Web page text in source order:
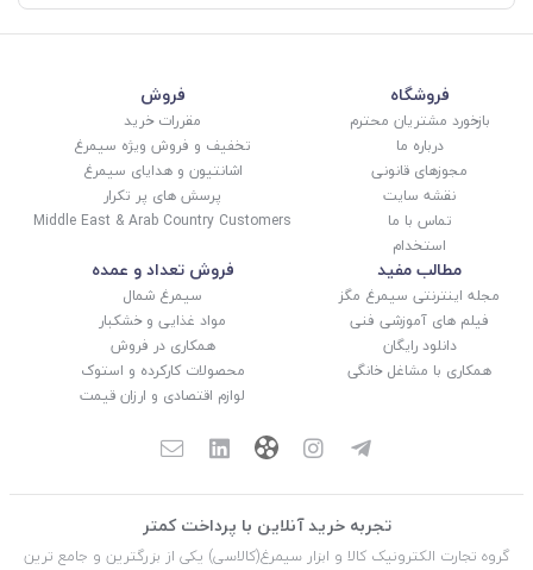
فروشگاه
بازخورد مشتریان محترم
درباره ما
مجوزهای قانونی
نقشه سایت
تماس با ما
استخدام
فروش
مقررات خرید
تخفیف و فروش ویژه سیمرغ
اشانتیون و هدایای سیمرغ
پرسش های پر تکرار
Middle East & Arab Country Customers
مطالب مفید
مجله اینترنتی سیمرغ مگز
فیلم های آموزشی فنی
دانلود رایگان
همکاری با مشاغل خانگی
فروش تعداد و عمده
سیمرغ شمال
مواد غذایی و خشکبار
همکاری در فروش
محصولات کارکرده و استوک
لوازم اقتصادی و ارزان قیمت
تجربه خرید آنلاین با پرداخت کمتر
گروه تجارت الکترونیک کالا و ابزار سیمرغ(کالاسی) یکی از بزرگترین و جامع ترین